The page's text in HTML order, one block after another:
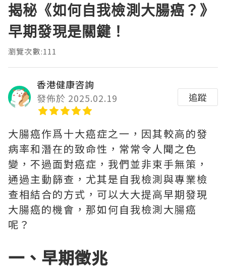
揭秘《如何自我檢測大腸癌？》
早期發現是關鍵！
瀏覽次數:111
香港健康咨詢
發佈於 2025.02.19
追蹤
大腸癌作爲十大癌症之一，因其較高的發
病率和潛在的致命性，常常令人聞之色
變，不過面對癌症，我們並非束手無策，
通過主動篩查，尤其是自我檢測與專業檢
查相結合的方式，可以大大提高早期發現
大腸癌的機會，那如何自我檢測大腸癌
呢？
一、早期徵兆